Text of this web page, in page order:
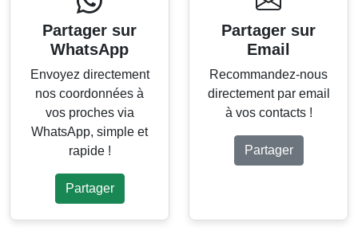
Partager sur
WhatsApp
Envoyez directement
nos coordonnées à
vos proches via
WhatsApp, simple et
rapide !
Partager
Partager sur
Email
Recommandez-nous
directement par email
à vos contacts !
Partager